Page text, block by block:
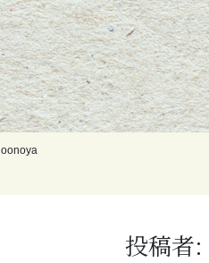
oonoya
投稿者: